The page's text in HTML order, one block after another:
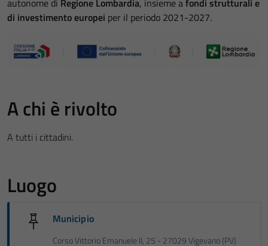
di investimento europei per il periodo 2021-2027.
A chi è rivolto
A tutti i cittadini.
Luogo
Municipio
Corso Vittorio Emanuele II, 25 - 27029 Vigevano (PV)